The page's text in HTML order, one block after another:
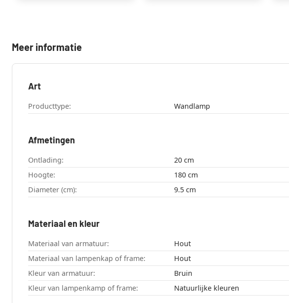
Meer informatie
Art
Producttype: Wandlamp
Afmetingen
Ontlading:
20 cm
Hoogte:
180 cm
Diameter (cm):
9.5 cm
Materiaal en kleur
Materiaal van armatuur:
Hout
Materiaal van lampenkap of frame:
Hout
Kleur van armatuur:
Bruin
Kleur van lampenkamp of frame:
Natuurlijke kleuren